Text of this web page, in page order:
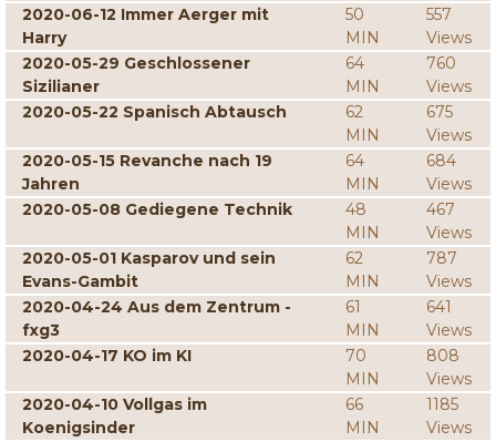
2020-06-12 Immer Aerger mit
Harry
50
MIN
557
Views
2020-05-29 Geschlossener
Sizilianer
64
MIN
760
Views
2020-05-22 Spanisch Abtausch
62
MIN
675
Views
2020-05-15 Revanche nach 19
Jahren
64
MIN
684
Views
2020-05-08 Gediegene Technik
48
MIN
467
Views
2020-05-01 Kasparov und sein
Evans-Gambit
62
MIN
787
Views
2020-04-24 Aus dem Zentrum -
fxg3
61
MIN
641
Views
2020-04-17 KO im KI
70
MIN
808
Views
2020-04-10 Vollgas im
Koenigsinder
66
MIN
1185
Views